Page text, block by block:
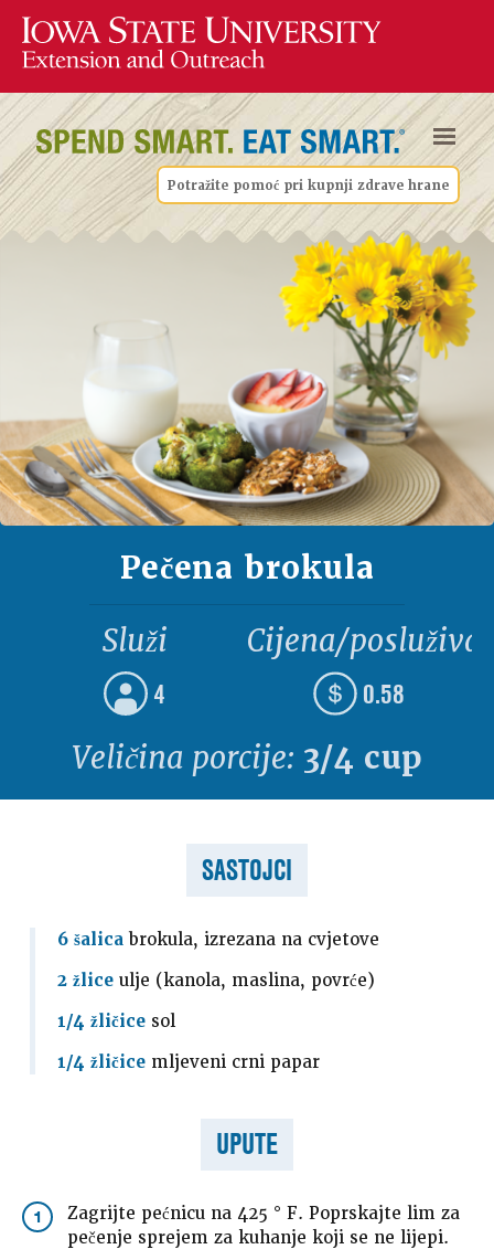
Potražite pomoć pri kupnji zdrave hrane
Pečena brokula
Služi
4
Cijena/
0.58
Veličina porcije: 3/4 cup
SASTOJCI
6 šalica brokula, izrezana na cvjetove
2 žlice ulje (kanola, maslina, povrće)
1/4 žličice sol
1/4 žličice mljeveni crni papar
UPUTE
1
Zagrijte pećnicu na 425 ° F. Poprskajte lim za
pečenje sprejem za kuhanje koji se ne lijepi.